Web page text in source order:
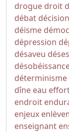
drogue droit
débat décision
déisme
dépression
désaveu
déterminisme
dîne eau
endroit
enjeux
enseignant